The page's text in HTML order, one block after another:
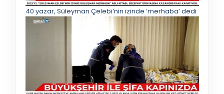
40 yazar, Süleyman Çelebi’nin izinde ‘merhaba’ dedi